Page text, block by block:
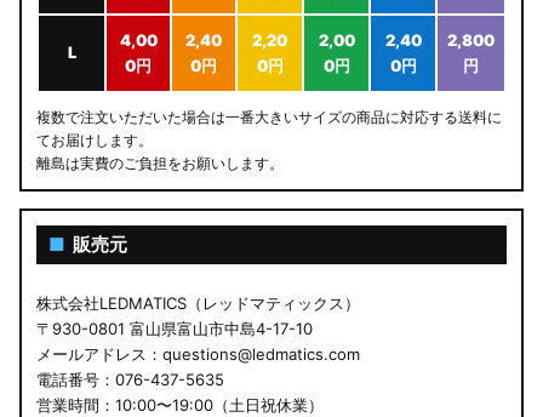
L
4,00
0円
2,40
0円
2,20
0円
2,00
0円
2,40
0円
2,800
円
複数で注文いただいた場合は一番大きいサイズの商品に対応する送料に
てお届けします。
離島は実費のご負担をお願いします。
■ 販売元
株式会社LEDMATICS（レッドマティックス）
〒930-0801 富山県富山市中島4-17-10
メールアドレス：questions@ledmatics.com
電話番号：076-437-5635
営業時間：10:00〜19:00（土日祝休業）